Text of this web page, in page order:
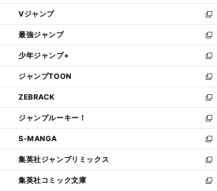
ウ
ィ
ン
ド
ウ
で
開
く
し
い
ウ
ィ
ン
ド
ウ
で
開
く
Vジャンプ
新
し
い
ウ
ィ
ン
ド
ウ
で
開
く
最強ジャンプ
新
し
い
ウ
ィ
ン
ド
ウ
で
開
く
少年ジャンプ+
新
し
い
ウ
ィ
ン
ド
ウ
で
開
く
ジャンプTOON
新
し
い
ウ
ィ
ン
ド
ウ
で
開
く
ZEBRACK
新
し
い
ウ
ィ
ン
ド
ウ
で
ジャンプルーキー！
新
し
い
ウ
ィ
ン
ド
S-MANGA
新
し
い
ウ
ィ
集英社ジャンプリミックス
新
し
い
集英社コミック文庫
新